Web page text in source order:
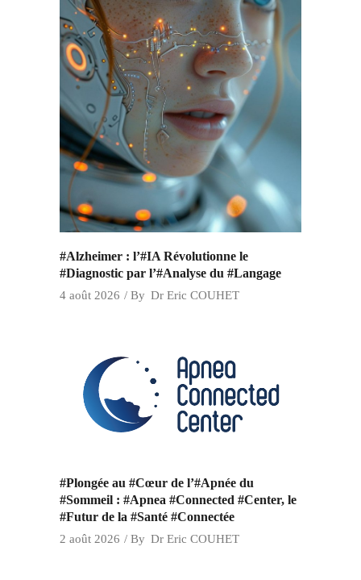
#Alzheimer : l’#IA Révolutionne le
#Diagnostic par l’#Analyse du #Langage
4 août 2026 By Dr Eric COUHET
#Plongée au #Cœur de l’#Apnée du
#Sommeil : #Apnea #Connected #Center, le
#Futur de la #Santé #Connectée
2 août 2026 By Dr Eric COUHET